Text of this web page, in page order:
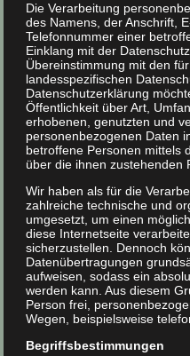
Bei derEinblasdämmung
(Granulat, Körner) mittels
überSchläuchean die zu
Die Einblasdämmung
dass sich schnell und
Isoliermaterial
Dieses macht sich auch
Video:
Zellulose
Einblasen von Zellulose
Die Verarbeitung
des Namens, der Anschrift,
Telefonnummer einer
Einklang mit der
Übereinstimmung mit den
landesspezifischen
Datenschutzerklärung
Öffentlichkeit über Art,
erhobenen, genutzten und
personenbezogenen Daten
betroffene Personen mittels
über die ihnen zustehenden
Wir haben als für die
zahlreiche technische und
umgesetzt, um einen
diese Internetseite
sicherzustellen. Dennoch
Datenübertragungen
aufweisen, sodass ein
werden kann. Aus diesem
Person frei,
Wegen, beispielsweise
Begriffsbestimmungen